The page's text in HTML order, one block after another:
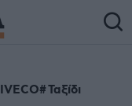
IVECO Ταξίδι